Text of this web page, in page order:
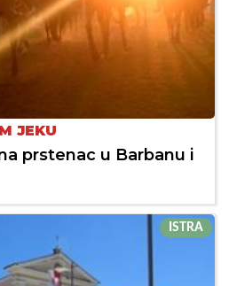
JEKU
prstenac u Barbanu i
ISTRA